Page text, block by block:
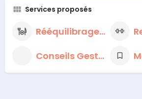
Services proposés
Rééquilibrage alimentaire
Conseils Gestion du Stress